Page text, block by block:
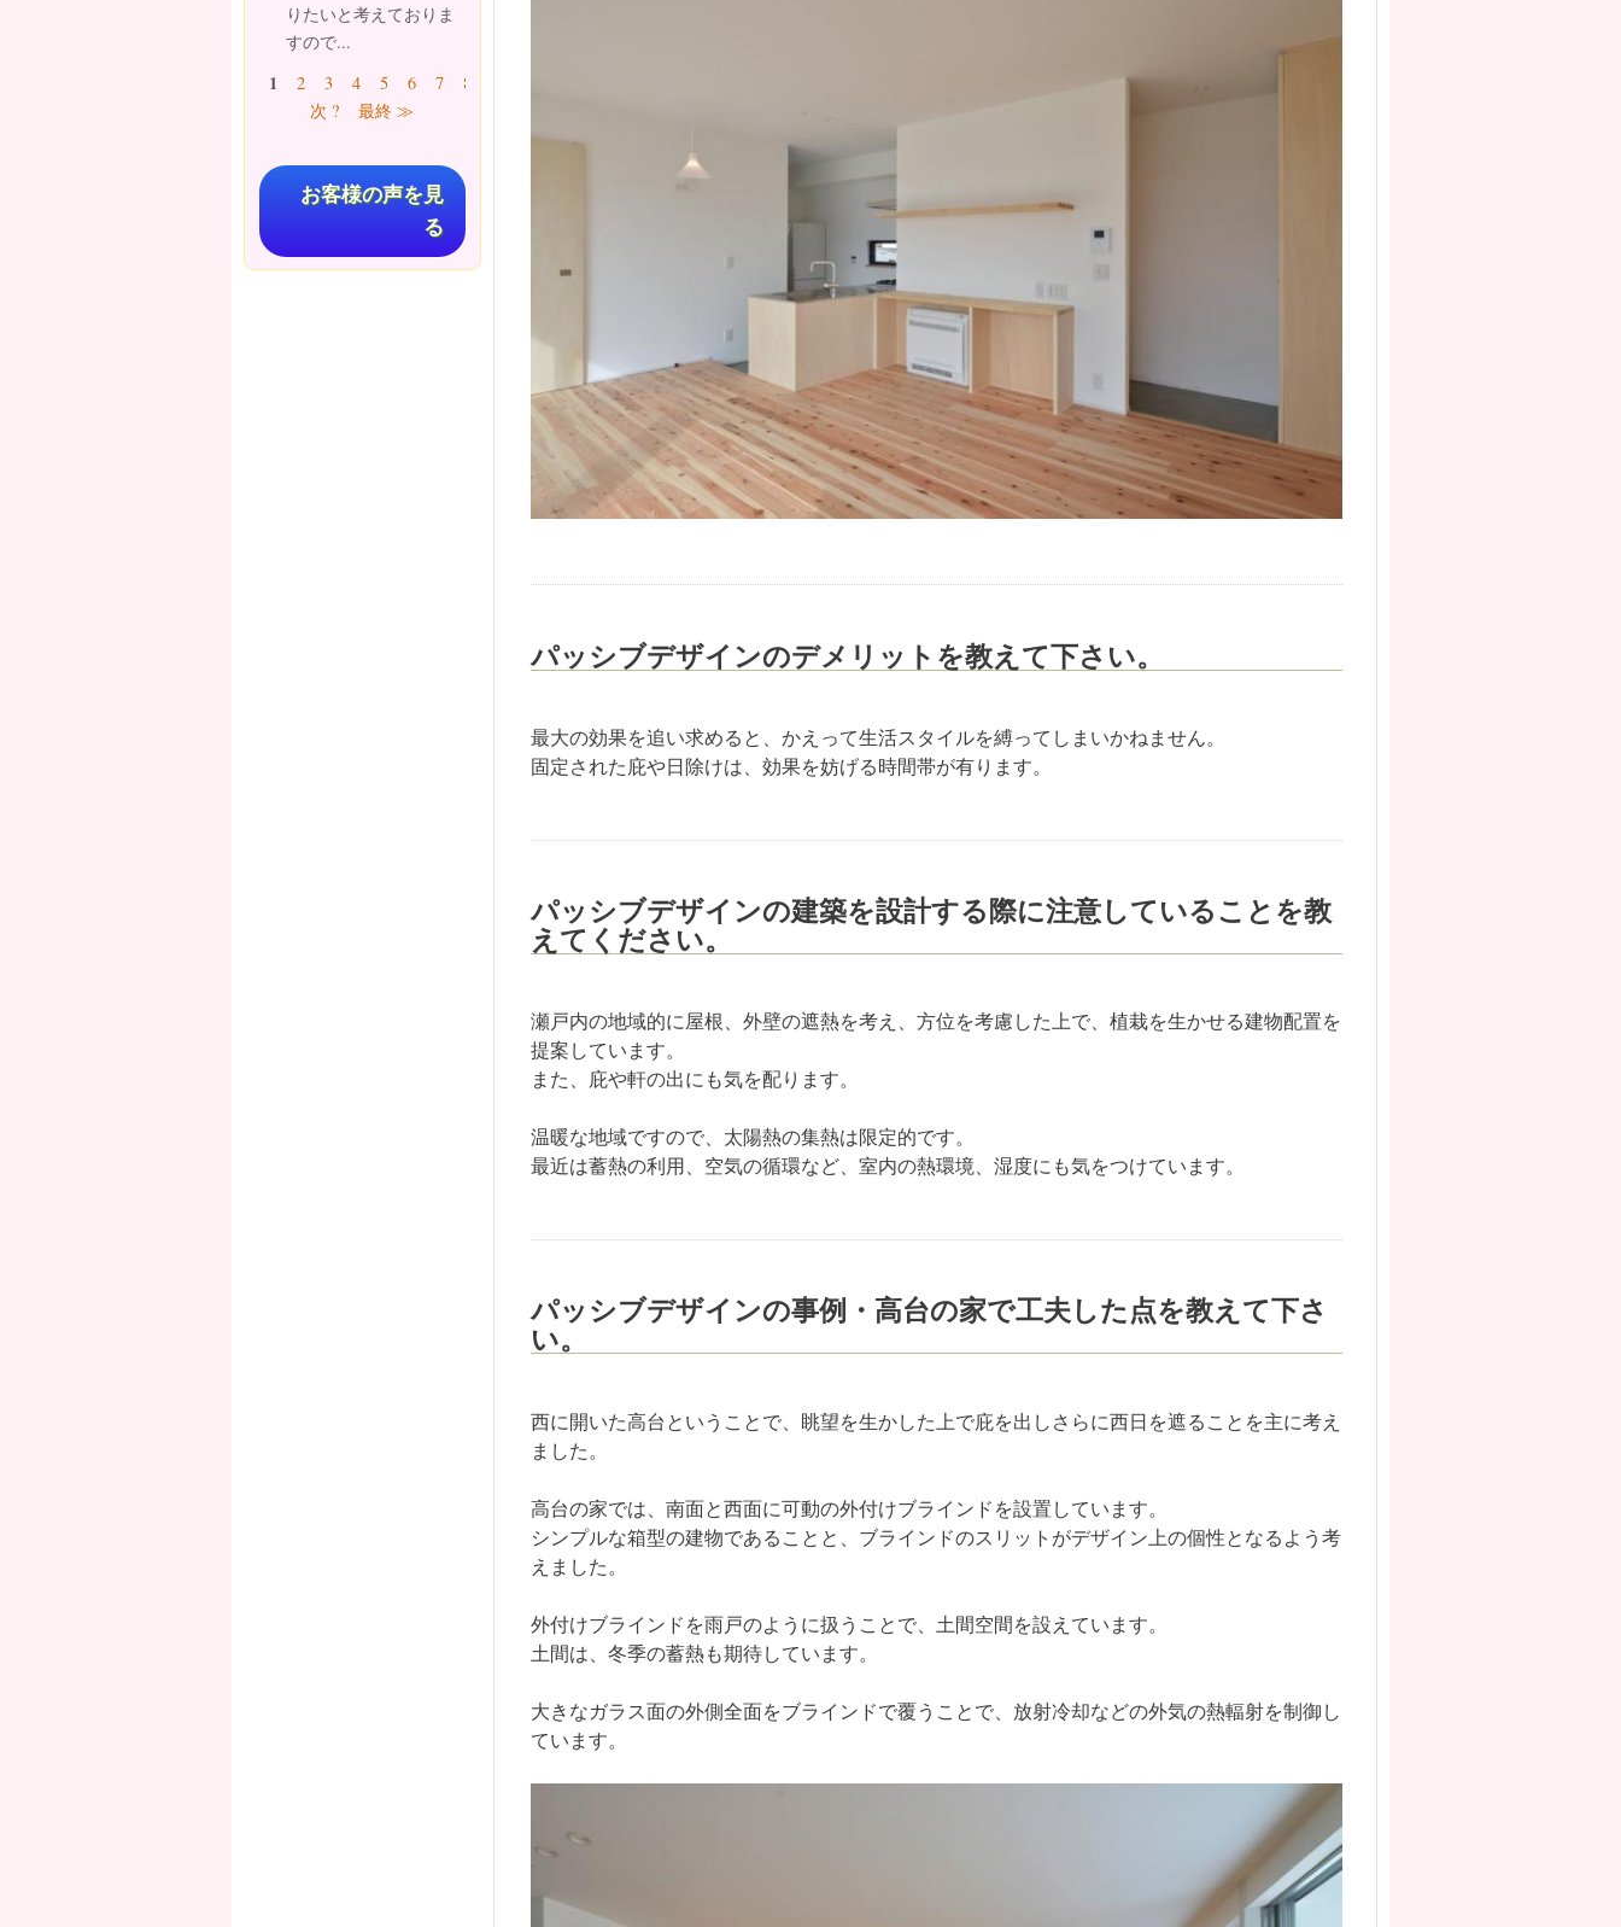
パッシブデザインのデメリットを教えて下さい。
最大の効果を追い求めると、かえって生活スタイルを縛ってしまいかねません。
固定された庇や日除けは、効果を妨げる時間帯が有ります。
パッシブデザインの建築を設計する際に注意していることを教
えてください。
瀬戸内の地域的に屋根、外壁の遮熱を考え、方位を考慮した上で、植栽を生かせる建物配置を
提案しています。
また、庇や軒の出にも気を配ります。
温暖な地域ですので、太陽熱の集熱は限定的です。
最近は蓄熱の利用、空気の循環など、室内の熱環境、湿度にも気をつけています。
パッシブデザインの事例・高台の家で工夫した点を教えて下さ
い。
西に開いた高台ということで、眺望を生かした上で庇を出しさらに西日を遮ることを主に考え
ました。
高台の家では、南面と西面に可動の外付けブラインドを設置しています。
シンプルな箱型の建物であることと、ブラインドのスリットがデザイン上の個性となるよう考
えました。
外付けブラインドを雨戸のように扱うことで、土間空間を設えています。
土間は、冬季の蓄熱も期待しています。
大きなガラス面の外側全面をブラインドで覆うことで、放射冷却などの外気の熱輻射を制御し
ています。
りたいと考えておりま
すので...
ページ
1 2 3 4 5 6 7 8
次 ?
最終 ≫
お客様の声を見
る